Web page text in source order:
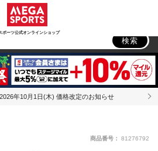
ポーツ公式オンラインショップ
ア
検索
年10月1日(木) 価格改定のお知らせ
商品番号： 81276792